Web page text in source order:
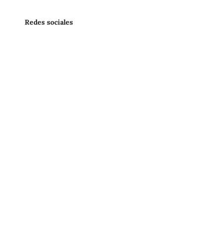
Redes sociales